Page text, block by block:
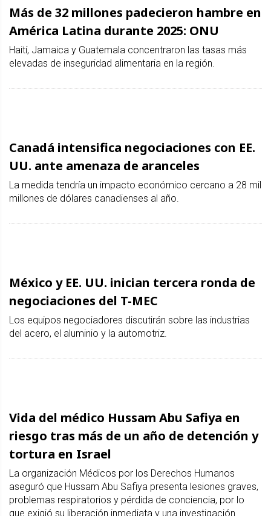
Más de 32 millones padecieron hambre en
América Latina durante 2025: ONU
Haití, Jamaica y Guatemala concentraron las tasas más
elevadas de inseguridad alimentaria en la región.
Canadá intensifica negociaciones con EE.
UU. ante amenaza de aranceles
La medida tendría un impacto económico cercano a 28 mil
millones de dólares canadienses al año.
México y EE. UU. inician tercera ronda de
negociaciones del T-MEC
Los equipos negociadores discutirán sobre las industrias
del acero, el aluminio y la automotriz.
Vida del médico Hussam Abu Safiya en
riesgo tras más de un año de detención y
tortura en Israel
La organización Médicos por los Derechos Humanos
aseguró que Hussam Abu Safiya presenta lesiones graves,
problemas respiratorios y pérdida de conciencia, por lo
que exigió su liberación inmediata y una investigación